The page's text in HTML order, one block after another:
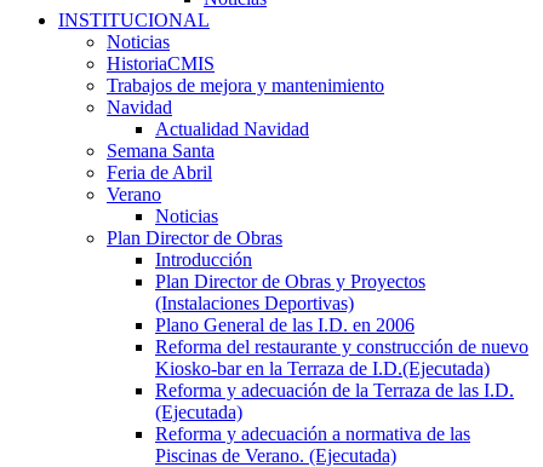
INSTITUCIONAL
Noticias
HistoriaCMIS
Trabajos de mejora y mantenimiento
Navidad
Actualidad Navidad
Semana Santa
Feria de Abril
Verano
Noticias
Plan Director de Obras
Introducción
Plan Director de Obras y Proyectos
(Instalaciones Deportivas)
Plano General de las I.D. en 2006
Reforma del restaurante y construcción de nuevo
Kiosko-bar en la Terraza de I.D.(Ejecutada)
Reforma y adecuación de la Terraza de las I.D.
(Ejecutada)
Reforma y adecuación a normativa de las
Piscinas de Verano. (Ejecutada)